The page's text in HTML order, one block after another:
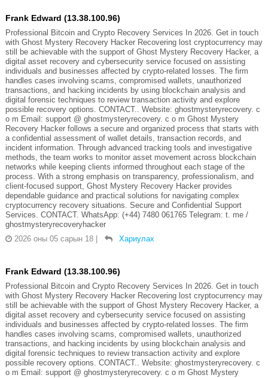
Frank Edward (13.38.100.96)
Professional Bitcoin and Crypto Recovery Services In 2026. Get in touch
with Ghost Mystery Recovery Hacker Recovering lost cryptocurrency may
still be achievable with the support of Ghost Mystery Recovery Hacker, a
digital asset recovery and cybersecurity service focused on assisting
individuals and businesses affected by crypto-related losses. The firm
handles cases involving scams, compromised wallets, unauthorized
transactions, and hacking incidents by using blockchain analysis and
digital forensic techniques to review transaction activity and explore
possible recovery options. CONTACT.. Website: ghostmysteryrecovery. c
o m Email: support @ ghostmysteryrecovery. c o m Ghost Mystery
Recovery Hacker follows a secure and organized process that starts with
a confidential assessment of wallet details, transaction records, and
incident information. Through advanced tracking tools and investigative
methods, the team works to monitor asset movement across blockchain
networks while keeping clients informed throughout each stage of the
process. With a strong emphasis on transparency, professionalism, and
client-focused support, Ghost Mystery Recovery Hacker provides
dependable guidance and practical solutions for navigating complex
cryptocurrency recovery situations. Secure and Confidential Support
Services. CONTACT. WhatsApp: (+44) 7480 061765 Telegram: t. me /
ghostmysteryrecoveryhacker
2026 оны 05 сарын 18 | Хариулах
Frank Edward (13.38.100.96)
Professional Bitcoin and Crypto Recovery Services In 2026. Get in touch
with Ghost Mystery Recovery Hacker Recovering lost cryptocurrency may
still be achievable with the support of Ghost Mystery Recovery Hacker, a
digital asset recovery and cybersecurity service focused on assisting
individuals and businesses affected by crypto-related losses. The firm
handles cases involving scams, compromised wallets, unauthorized
transactions, and hacking incidents by using blockchain analysis and
digital forensic techniques to review transaction activity and explore
possible recovery options. CONTACT.. Website: ghostmysteryrecovery. c
o m Email: support @ ghostmysteryrecovery. c o m Ghost Mystery